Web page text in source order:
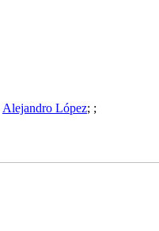
Alejandro López; ;